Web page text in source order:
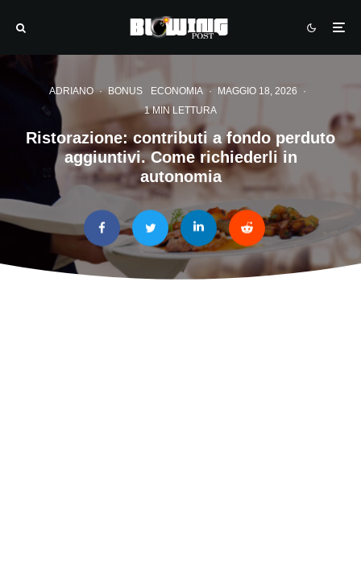
ADRIANO · BONUS ECONOMIA · MAGGIO 18, 2026
·
1 MIN LETTURA
Ristorazione: contributi a fondo perduto
aggiuntivi. Come richiederli in
autonomia